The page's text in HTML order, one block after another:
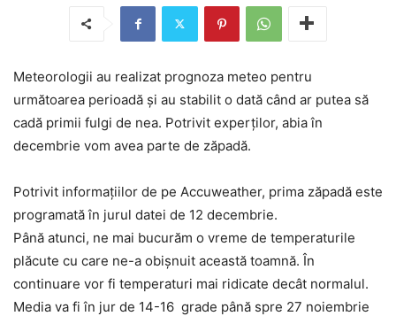
Meteorologii au realizat prognoza meteo pentru
următoarea perioadă și au stabilit o dată când ar putea să
cadă primii fulgi de nea. Potrivit experților, abia în
decembrie vom avea parte de zăpadă.
Potrivit informațiilor de pe Accuweather, prima zăpadă este
programată în jurul datei de 12 decembrie.
Până atunci, ne mai bucurăm o vreme de temperaturile
plăcute cu care ne-a obișnuit această toamnă. În
continuare vor fi temperaturi mai ridicate decât normalul.
Media va fi în jur de 14-16 grade până spre 27 noiembrie